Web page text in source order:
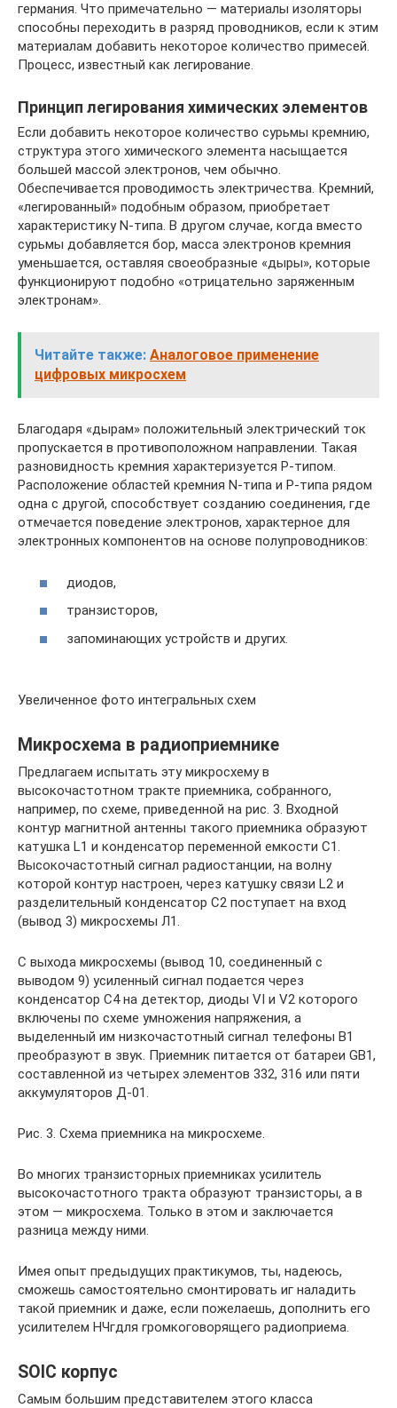
германия. Что примечательно — материалы изоляторы
способны переходить в разряд проводников, если к этим
материалам добавить некоторое количество примесей.
Процесс, известный как легирование.
Принцип легирования химических элементов
Если добавить некоторое количество сурьмы кремнию,
структура этого химического элемента насыщается
большей массой электронов, чем обычно.
Обеспечивается проводимость электричества. Кремний,
«легированный» подобным образом, приобретает
характеристику N-типа. В другом случае, когда вместо
сурьмы добавляется бор, масса электронов кремния
уменьшается, оставляя своеобразные «дыры», которые
функционируют подобно «отрицательно заряженным
электронам».
Читайте также: Аналоговое применение
цифровых микросхем
Благодаря «дырам» положительный электрический ток
пропускается в противоположном направлении. Такая
разновидность кремния характеризуется P-типом.
Расположение областей кремния N-типа и P-типа рядом
одна с другой, способствует созданию соединения, где
отмечается поведение электронов, характерное для
электронных компонентов на основе полупроводников:
диодов,
транзисторов,
запоминающих устройств и других.
Увеличенное фото интегральных схем
Микросхема в радиоприемнике
Предлагаем испытать эту микросхему в
высокочастотном тракте приемника, собранного,
например, по схеме, приведенной на рис. 3. Входной
контур магнитной антенны такого приемника образуют
катушка L1 и конденсатор переменной емкости С1.
Высокочастотный сигнал радиостанции, на волну
которой контур настроен, через катушку связи L2 и
разделительный конденсатор С2 поступает на вход
(вывод 3) микросхемы Л1.
С выхода микросхемы (вывод 10, соединенный с
выводом 9) усиленный сигнал подается через
конденсатор С4 на детектор, диоды VI и V2 которого
включены по схеме умножения напряжения, а
выделенный им низкочастотный сигнал телефоны В1
преобразуют в звук. Приемник питается от батареи GB1,
составленной из четырех элементов 332, 316 или пяти
аккумуляторов Д-01.
Рис. 3. Схема приемника на микросхеме.
Во многих транзисторных приемниках усилитель
высокочастотного тракта образуют транзисторы, а в
этом — микросхема. Только в этом и заключается
разница между ними.
Имея опыт предыдущих практикумов, ты, надеюсь,
сможешь самостоятельно смонтировать иг наладить
такой приемник и даже, если пожелаешь, дополнить его
усилителем НЧгдля громкоговорящего радиоприема.
SOIC корпус
Самым большим представителем этого класса